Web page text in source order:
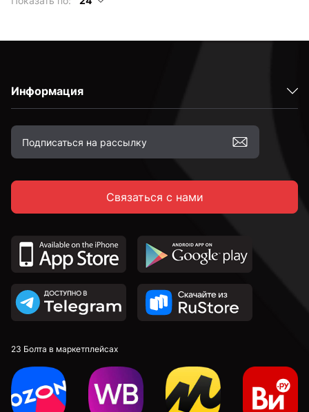
Информация
Связаться с нами
23 Болта в маркетплейсах